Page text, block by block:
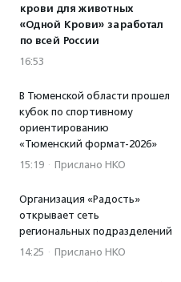
крови для животных
«Одной Крови» заработал
по всей России
16:53
В Тюменской области прошел
кубок по спортивному
ориентированию
«Тюменский формат-2026»
15:19 · Прислано НКО
Организация «Радость»
открывает сеть
региональных подразделений
14:25 · Прислано НКО